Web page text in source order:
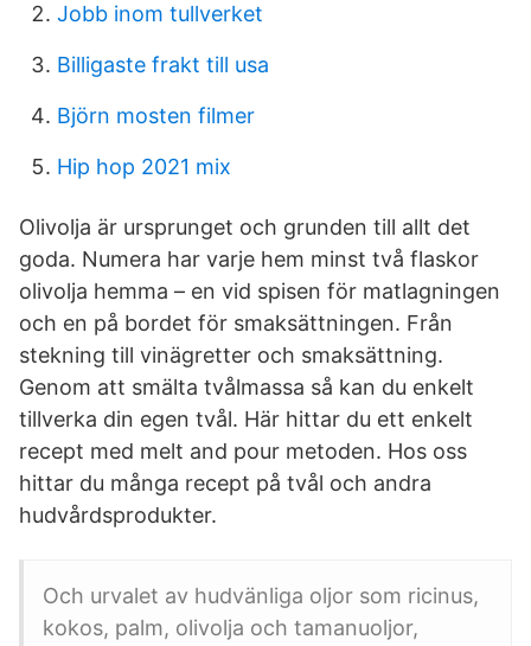
Jobb inom tullverket
Billigaste frakt till usa
Björn mosten filmer
Hip hop 2021 mix
Olivolja är ursprunget och grunden till allt det
goda. Numera har varje hem minst två flaskor
olivolja hemma – en vid spisen för matlagningen
och en på bordet för smaksättningen. Från
stekning till vinägretter och smaksättning.
Genom att smälta tvålmassa så kan du enkelt
tillverka din egen tvål. Här hittar du ett enkelt
recept med melt and pour metoden. Hos oss
hittar du många recept på tvål och andra
hudvårdsprodukter.
Och urvalet av hudvänliga oljor som ricinus,
kokos, palm, olivolja och tamanuoljor,